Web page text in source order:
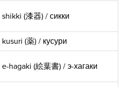
shikki (漆器) / сикки
kusuri (薬) / кусури
e-hagaki (絵葉書) / э-хагаки